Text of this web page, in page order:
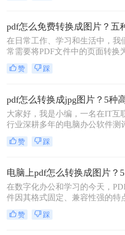
给大家扒一扒免费且高效的PDF
片方法，覆盖不同场景需求，看
接抄作业！
在日常工作、学习和生活中，我
常需要将PDF文件中的页面转换
片格式（如JPG、PNG）。无论是
了在演示文稿中插入清晰的图表
某些平台只支持图片上传的需求
握PDF转图片的技能都至关重要
而，面对网络上琳琅满目的转换
具，如何选择一款免费、安全且
的方法成为了许多人的难题。
赞 踩
大家好，我是小编，一名在IT互
行业深耕多年的电脑办公软件测
主。在日常工作中，我经常收到
反馈：PDF文件里的图表或文字
图、报告展示或资料存档，但转
程总是遇到格式错乱、操作复杂
私泄露等问题。今天，我将结合
测评经验，为大家详细解析PDF
转换成JPG图片的常用方法，帮助
精准提取信息，提升工作效率。
赞 踩
在数字化办公和学习的今天，
件因其格式固定、兼容性强的特
广泛应用。但有时我们需要将
件转换为图片格式，便于在社交
赞 踩